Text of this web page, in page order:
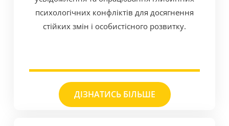
психологічних конфліктів для досягнення
стійких змін і особистісного розвитку.
ДІЗНАТИСЬ БІЛЬШЕ